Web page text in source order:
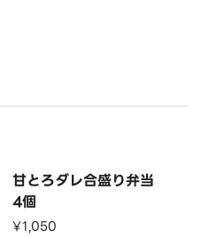
甘とろダレ合盛り弁当
4個
¥1,050